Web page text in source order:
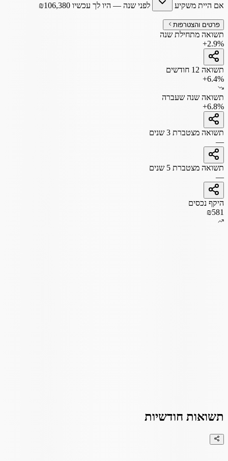
אם היית משקיע לפני שנה — היו לך עכשיו ₪106,380
פרטים והצטרפות
תשואה מתחילת שנה
+2.9%
תשואה 12 חודשים
+6.4%
תשואה שנה שעברה
+6.8%
תשואה מצטברת 3 שנים
—
תשואה מצטברת 5 שנים
—
היקף נכסים
₪581
תשואות חודשיות